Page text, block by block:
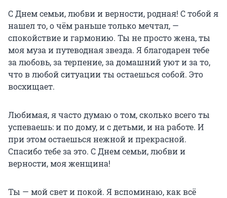
С Днем семьи, любви и верности, родная! С тобой я
нашел то, о чём раньше только мечтал, —
спокойствие и гармонию. Ты не просто жена, ты
моя муза и путеводная звезда. Я благодарен тебе
за любовь, за терпение, за домашний уют и за то,
что в любой ситуации ты остаешься собой. Это
восхищает.
Любимая, я часто думаю о том, сколько всего ты
успеваешь: и по дому, и с детьми, и на работе. И
при этом остаешься нежной и прекрасной.
Спасибо тебе за это. С Днем семьи, любви и
верности, моя женщина!
Ты — мой свет и покой. Я вспоминаю, как всё